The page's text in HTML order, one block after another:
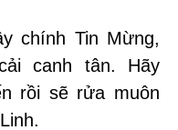
chính Tin Mừng,
canh tân. Hãy
rồi sẽ rửa muôn